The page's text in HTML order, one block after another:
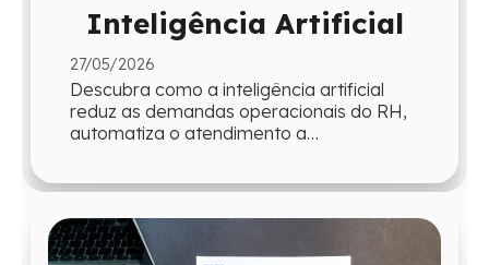
Inteligência Artificial
27/05/2026
Descubra como a inteligência artificial
reduz as demandas operacionais do RH,
automatiza o atendimento a